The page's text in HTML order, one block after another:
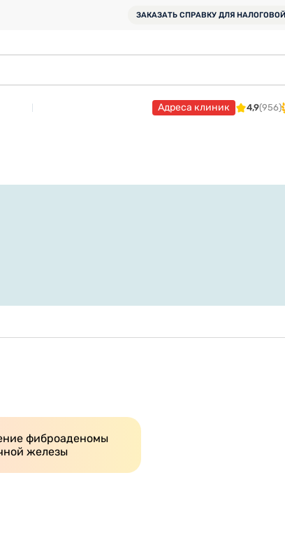
ЗАКАЗАТЬ СПРАВКУ ДЛЯ НАЛОГОВОЙ
Адреса клиник 4,9(956)
фиброаденомы
железы